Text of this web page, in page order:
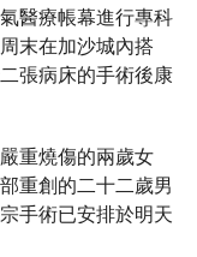
醫療帳幕進行專科
末在加沙城內搭
張病床的手術後康
重燒傷的兩歲女
重創的二十二歲男
手術已安排於明天